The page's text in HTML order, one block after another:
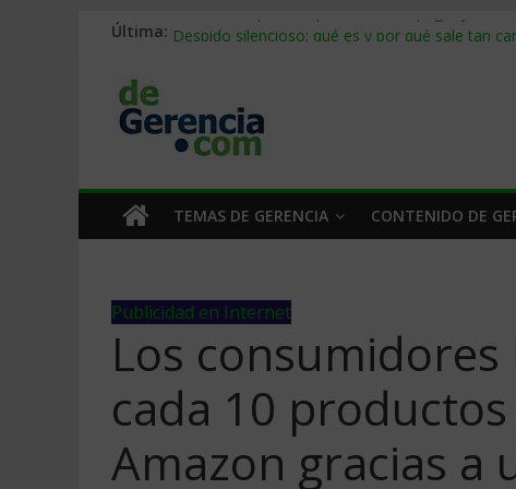
Última: Stablecoins para empresas: cómo pagar y cobrar
Trabajo forzoso en la cadena de suministro: qué
Mercado hispano de EE. UU.: cómo segmentarlo
TEMAS DE GERENCIA CONTENIDO DE
Publicidad en Internet
Los
cada 10
Amazon gracias a